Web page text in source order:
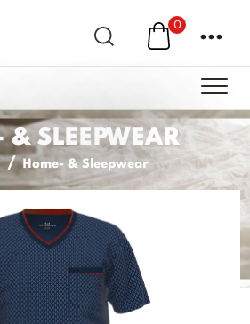
0 ...
& SLEEPWEAR
Home- & Sleepwear